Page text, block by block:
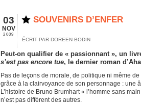
03
NOV
2009
SOUVENIRS D’ENFER
ÉCRIT PAR DOREEN BODIN
Peut-on qualifier de « passionnant », un
s’est pas encore tue, le dernier roman
Pas de leçons de morale, de politique ni même
grâce à la clairvoyance de son personnage : une
L’histoire de Bruno Brumhart « l’homme sans
n’est pas différent des autres.